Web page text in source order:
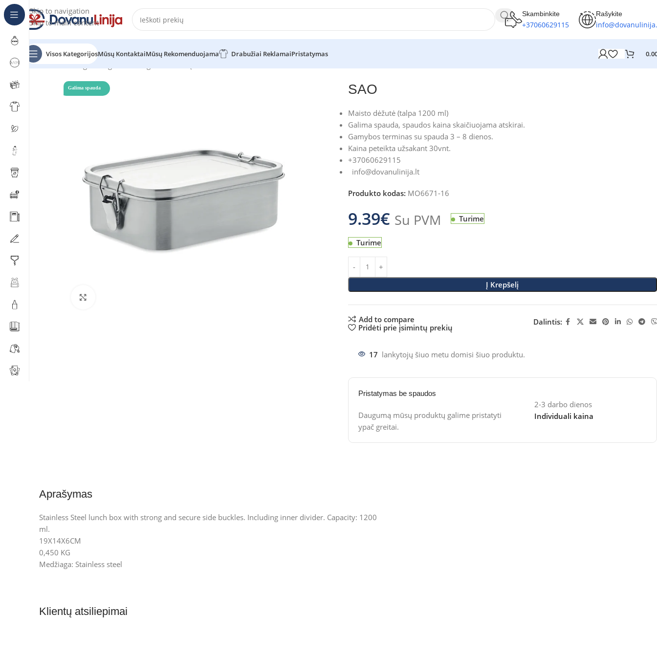
Skip to navigation
Skip to main content
Skambinkite
+37060629115
Rašykite
Visos KategorijosMūsų KontaktaiMūsų Rekomenduojama Drabužiai ReklamaiPristatymas
Pradžia Katalogas
Galima spauda SAO
Maisto dėžutė (talpa 1200 ml)
Galima spauda, spaudos kaina skaičiuojama atskirai.
Gamybos terminas su spauda 3 – 8 dienos.
Kaina peteikta užsakant 30vnt.
+37060629115
info@dovanulinija.lt
Produkto kodas: MO6671-16
9.39€ Su PVM Turime
Turime
Į Krepšelį
Add to compare
Pridėti prie įsimintų prekių
Dalintis:
17 lankytojų šiuo metu domisi šiuo produktu.
Pristatymas be spaudos
Daugumą mūsų produktų galime pristatyti
ypač greitai.
2-3 darbo dienos
Individuali kaina
Aprašymas
Stainless Steel lunch box with strong and secure side buckles. Including inner divider. Capacity: 1200
ml.
19X14X6CM
0,450 KG
Medžiaga: Stainless steel
Klientų atsiliepimai